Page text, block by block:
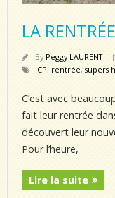
LA
By Peggy LAURENT
CP, rentrée, supers
C’est avec
fait leur rentrée
découvert leur
Pour l’heure,
Lire la suite